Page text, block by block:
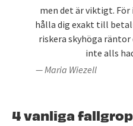
men det är viktigt.
hålla dig exakt till
riskera skyhöga
inte alls
— Maria Wiezell
4 vanliga